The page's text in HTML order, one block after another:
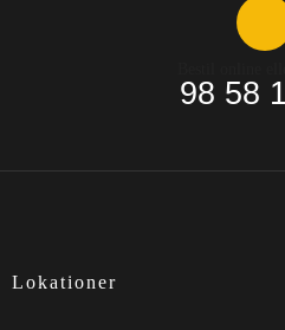
98 58
Lokationer